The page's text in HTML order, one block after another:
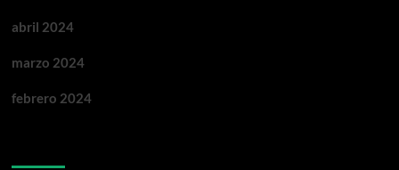
abril 2024
marzo 2024
febrero 2024